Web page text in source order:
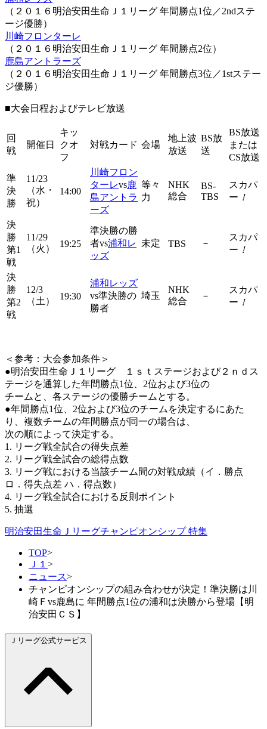
（２０１６明治安田生命Ｊ１リーグ 年間勝点1位／2ndステ
ージ優勝）
川崎フロンターレ
（２０１６明治安田生命Ｊ１リーグ 年間勝点2位）
鹿島アントラーズ
（２０１６明治安田生命Ｊ１リーグ 年間勝点3位／1stステー
ジ優勝）
■大会日程およびテレビ放送
回
戦
開催日
キッ
クオ
フ
対戦カード 会場
地上波
放送
BS放
送
BS放送
または
CS放送
準
決
勝
11/23
（水・
祝）
14:00
川崎フロン
ターレvs鹿
島アントラ
ーズ
等々
力
NHK
総合
BS-
TBS
スカパ
ー ！
決
勝
第1
戦
11/29
（火）
19:25
準決勝の勝
者vs浦和レ
ッズ
未定 TBS －
スカパ
ー ！
決
勝
第2
戦
12/3
（土）
19:30
浦和レッズ
vs準決勝の
勝者
埼玉
NHK
総合
－
スカパ
ー ！
＜参考：大会参加条件＞
●明治安田生命Ｊ１リーグ １ｓｔステージおよび２ｎｄス
テージを通算した年間勝点1位、2位および3位の
チームと、各ステージの優勝チームとする。
●年間勝点1位、2位および3位のチームを決定するにあた
り、複数チームの年間勝点が同一の場合は、
次の順によって決定する。
1. リーグ戦全試合の得失点差
2. リーグ戦全試合の総得点数
3. リーグ戦における当該チーム間の対戦成績（イ．勝点
ロ．得失点差 ハ．得点数）
4. リーグ戦全試合における反則ポイント
5. 抽選
明治安田生命Ｊリーグチャンピオンシップ 特集
TOP>
Ｊ１ >
ニュース>
チャンピオンシップの組み合わせが決定！準決勝は川
崎Ｆvs鹿島に 年間勝点1位の浦和は決勝から登場【明
治安田ＣＳ】
Ｊリーグ公式サービス